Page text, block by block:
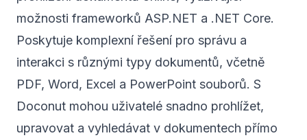
možnosti frameworků ASP.NET a .NET Core.
Poskytuje komplexní řešení pro správu a
interakci s různými typy dokumentů, včetně
PDF, Word, Excel a PowerPoint souborů. S
Doconut mohou uživatelé snadno prohlížet,
upravovat a vyhledávat v dokumentech přímo